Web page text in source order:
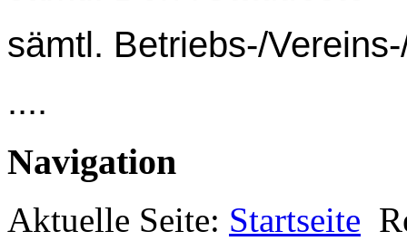
sämtl. Betriebs-/
....
Navigation
Aktuelle Seite: Startseite